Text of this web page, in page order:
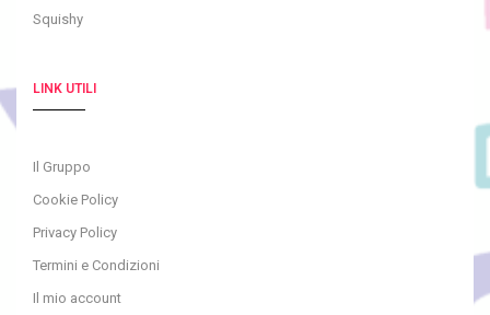
Squishy
LINK UTILI
Il Gruppo
Cookie Policy
Privacy Policy
Termini e Condizioni
Il mio account